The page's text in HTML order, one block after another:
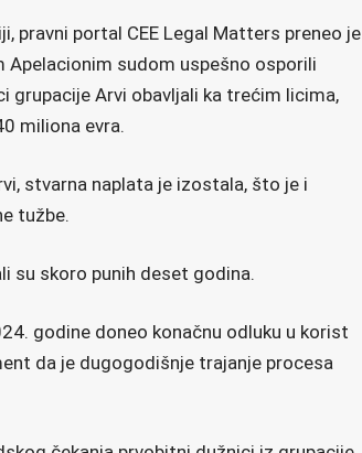
pravni portal CEE Legal Matters preneo je
sudom uspešno osporili
grupacije Arvi obavljali ka trećim licima,
miliona evra.
stvarna naplata je izostala, što je i
tužbe.
su skoro punih deset godina.
godine doneo konačnu odluku u korist
da je dugogodišnje trajanje procesa